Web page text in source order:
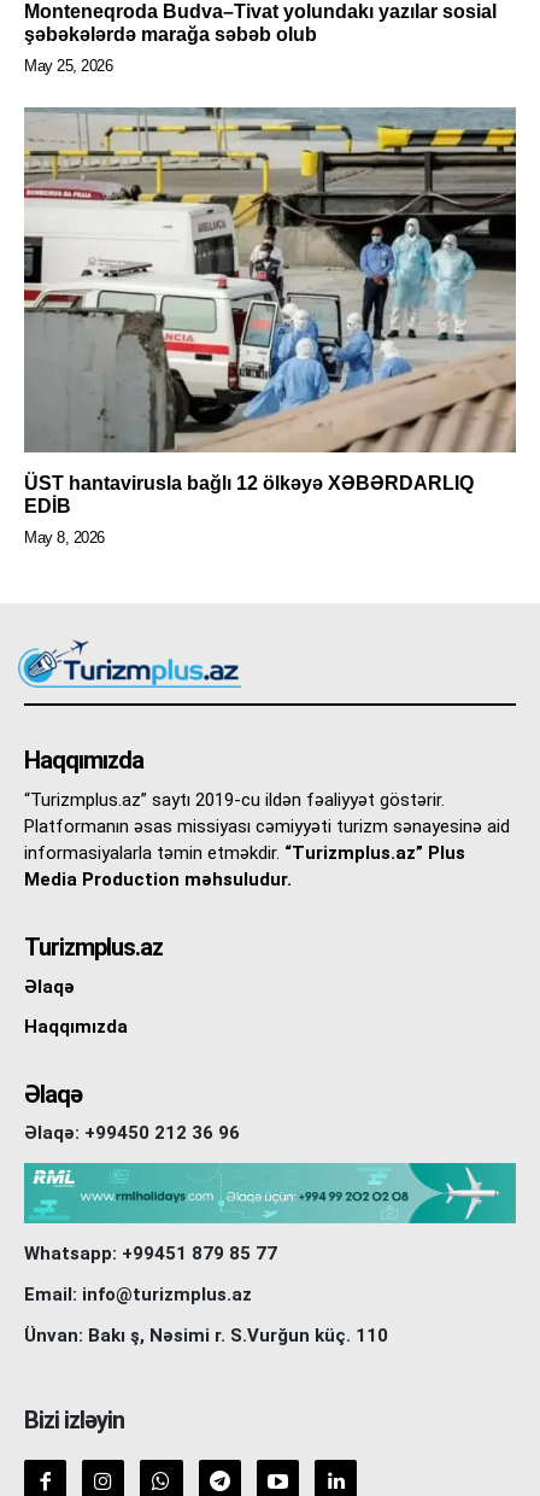
Monteneqroda Budva–Tivat yolundakı yazılar sosial
şəbəkələrdə marağa səbəb olub
May 25, 2026
ÜST hantavirusla bağlı 12 ölkəyə XƏBƏRDARLIQ
EDİB
May 8, 2026
Haqqımızda
“Turizmplus.az” saytı 2019-cu ildən fəaliyyət göstərir.
Platformanın əsas missiyası cəmiyyəti turizm sənayesinə aid
informasiyalarla təmin etməkdir. “Turizmplus.az” Plus
Media Production məhsuludur.
Turizmplus.az
Əlaqə
Haqqımızda
Əlaqə
Əlaqə: +99450 212 36 96
Whatsapp: +99451 879 85 77
Email: info@turizmplus.az
Ünvan: Bakı ş, Nəsimi r. S.Vurğun küç. 110
Bizi izləyin